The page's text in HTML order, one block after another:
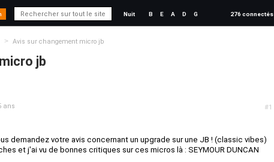
Nuit B E A D G 276 connectés
> Avis sur changement micro jb
jb
#1
ans
demandez votre avis concernant un upgrade sur une JB ! (classic vibes)
et j'ai vu de bonnes critiques sur ces micros là : SEYMOUR DUNCAN